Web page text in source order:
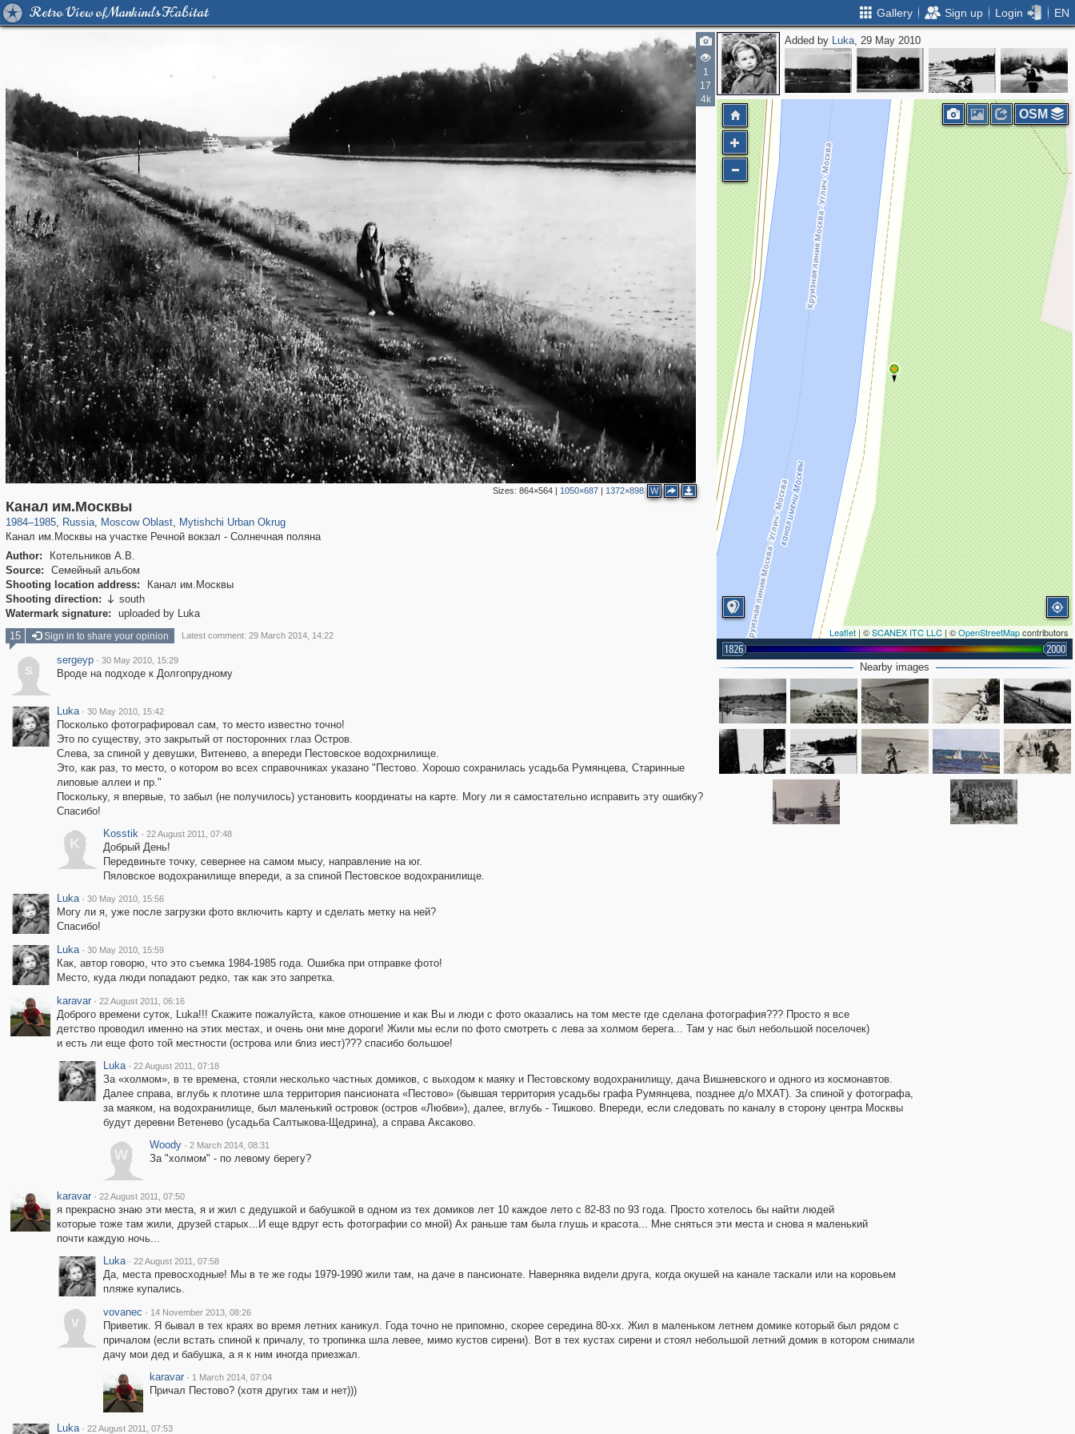
Retro View of Mankind's Habitat Gallery Sign up Login EN
1
17
4k
Sizes: 864×564| 1050×687| 1372×898 W
Канал им.Москвы
1984–1985, Russia
1,406,837
, Moscow Oblast
96,438 1,691
, Mytishchi Urban Okrug
Канал им.Москвы на участке Речной вокзал - Солнечная поляна
Author:
Котельников А.В.
Source:
Семейный альбом
Shooting location address:
Канал им.Москвы
Shooting direction:  south
Watermark signature:
uploaded by Luka
Added by Luka, 29 May 2010
Leaflet | ©SCANEX ITC LLC | ©OpenStreetMapcontributors
1826 2000
OSM
Nearby images
15 Sign in to share your opinion Latest comment: 29 March 2014, 14:22
s
sergeyp · 30 May 2010, 15:29
Вроде на подходе к Долгопрудному
Luka · 30 May 2010, 15:42
Посколько фотографировал сам, то место известно точно!
Это по существу, это закрытый от посторонних глаз Остров.
Слева, за спиной у девушки, Витенево, а впереди Пестовское водохрнилище.
Это, как раз, то место, о котором во всех справочниках указано "Пестово. Хорошо сохранилась усадьба Румянцева, Старинные
липовые аллеи и пр."
Поскольку, я впервые, то забыл (не получилось) установить координаты на карте. Могу ли я самостательно исправить эту ошибку?
Спасибо!
K
Kosstik · 22 August 2011, 07:48
Добрый День!
Передвиньте точку, севернее на самом мысу, направление на юг.
Пяловское водохранилище впереди, а за спиной Пестовское водохранилище.
Luka · 30 May 2010, 15:56
Могу ли я, уже после загрузки фото включить карту и сделать метку на ней?
Спасибо!
Luka · 30 May 2010, 15:59
Как, автор говорю, что это съемка 1984-1985 года. Ошибка при отправке фото!
Место, куда люди попадают редко, так как это запретка.
karavar · 22 August 2011, 06:16
Доброго времени суток, Luka!!! Скажите пожалуйста, какое отношение и как Вы и люди с фото оказались на том месте где сделана фотография??? Просто я все
детство проводил именно на этих местах, и очень они мне дороги! Жили мы если по фото смотреть с лева за холмом берега... Там у нас был небольшой поселочек)
и есть ли еще фото той местности (острова или близ иест)??? спасибо большое!
Luka · 22 August 2011, 07:18
За «холмом», в те времена, стояли несколько частных домиков, с выходом к маяку и Пестовскому водохранилищу, дача Вишневского и одного из космонавтов.
Далее справа, вглубь к плотине шла территория пансионата «Пестово» (бывшая территория усадьбы графа Румянцева, позднее д/о МХАТ). За спиной у фотографа,
за маяком, на водохранилище, был маленький островок (остров «Любви»), далее, вглубь - Тишково. Впереди, если следовать по каналу в сторону центра Москвы
будут деревни Ветенево (усадьба Салтыкова-Щедрина), а справа Аксаково.
W
Woody · 2 March 2014, 08:31
За "холмом" - по левому берегу?
karavar · 22 August 2011, 07:50
я прекрасно знаю эти места, я и жил с дедушкой и бабушкой в одном из тех домиков лет 10 каждое лето с 82-83 по 93 года. Просто хотелось бы найти людей
которые тоже там жили, друзей старых...И еще вдруг есть фотографии со мной) Ах раньше там была глушь и красота... Мне сняться эти места и снова я маленький
почти каждую ночь...
Luka · 22 August 2011, 07:58
Да, места превосходные! Мы в те же годы 1979-1990 жили там, на даче в пансионате. Наверняка видели друга, когда окушей на канале таскали или на коровьем
пляже купались.
v
vovanec · 14 November 2013, 08:26
Приветик. Я бывал в тех краях во время летних каникул. Года точно не припомню, скорее середина 80-хх. Жил в маленьком летнем домике который был рядом с
причалом (если встать спиной к причалу, то тропинка шла левее, мимо кустов сирени). Вот в тех кустах сирени и стоял небольшой летний домик в котором снимали
дачу мои дед и бабушка, а я к ним иногда приезжал.
karavar · 1 March 2014, 07:04
Причал Пестово? (хотя других там и нет)))
Luka · 22 August 2011, 07:53